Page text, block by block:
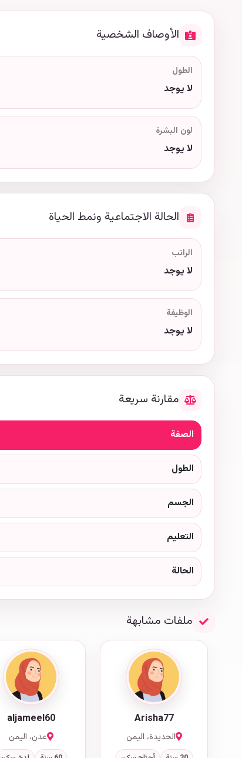
الأوصاف الشخصية
الطول
لا يوجد
لون البشرة
لا يوجد
الحالة الاجتماعية ونمط الحياة
الراتب
لا يوجد
الوظيفة
لا يوجد
مقارنة سريعة
الصفة
الطول
الجسم
التعليم
الحالة
ملفات مشابهة
Arisha77
الحديدة، اليمن
aljameel60
عدن، اليمن